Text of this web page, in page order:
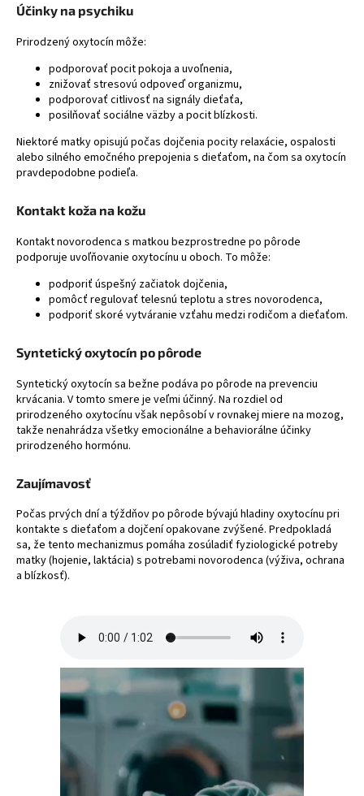
Účinky na psychiku
Prirodzený oxytocín môže:
podporovať pocit pokoja a uvoľnenia,
znižovať stresovú odpoveď organizmu,
podporovať citlivosť na signály dieťaťa,
posilňovať sociálne väzby a pocit blízkosti.
Niektoré matky opisujú počas dojčenia pocity relaxácie, ospalosti
alebo silného emočného prepojenia s dieťaťom, na čom sa oxytocín
pravdepodobne podieľa.
Kontakt koža na kožu
Kontakt novorodenca s matkou bezprostredne po pôrode
podporuje uvoľňovanie oxytocínu u oboch. To môže:
podporiť úspešný začiatok dojčenia,
pomôcť regulovať telesnú teplotu a stres novorodenca,
podporiť skoré vytváranie vzťahu medzi rodičom a dieťaťom.
Syntetický oxytocín po pôrode
Syntetický oxytocín sa bežne podáva po pôrode na prevenciu
krvácania. V tomto smere je veľmi účinný. Na rozdiel od
prirodzeného oxytocínu však nepôsobí v rovnakej miere na mozog,
takže nenahrádza všetky emocionálne a behaviorálne účinky
prirodzeného hormónu.
Zaujímavosť
Počas prvých dní a týždňov po pôrode bývajú hladiny oxytocínu pri
kontakte s dieťaťom a dojčení opakovane zvýšené. Predpokladá
sa, že tento mechanizmus pomáha zosúladiť fyziologické potreby
matky (hojenie, laktácia) s potrebami novorodenca (výživa, ochrana
a blízkosť).